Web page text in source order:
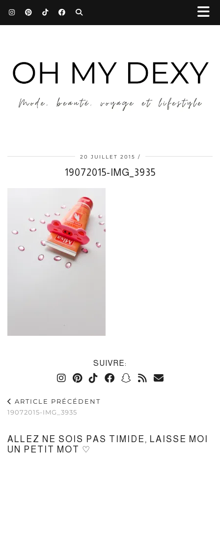
20 JUILLET 2015
19072015-IMG_3935
SUIVRE:
ARTICLE PRÉCÉDENT
19072015-IMG_3935
ALLEZ NE SOIS PAS TIMIDE, LAISSE MOI
UN PETIT MOT ♡